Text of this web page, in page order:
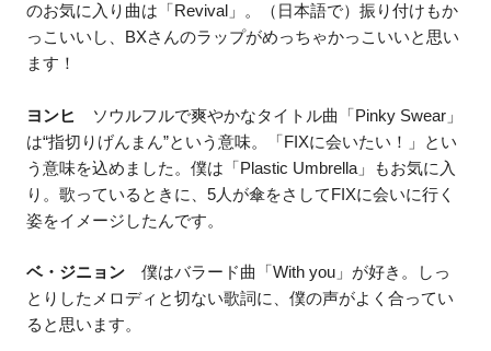
のお気に入り曲は「Revival」。（日本語で）振り付けもか
っこいいし、BXさんのラップがめっちゃかっこいいと思い
ます！
ヨンヒ
ソウルフルで爽やかなタイトル曲「Pinky Swear」
は“指切りげんまん”という意味。「FIXに会いたい！」とい
う意味を込めました。僕は「Plastic Umbrella」もお気に入
り。歌っているときに、5人が傘をさしてFIXに会いに行く
姿をイメージしたんです。
ベ・ジニョン 僕はバラード曲「With you」が好き。しっ
とりしたメロディと切ない歌詞に、僕の声がよく合ってい
ると思います。